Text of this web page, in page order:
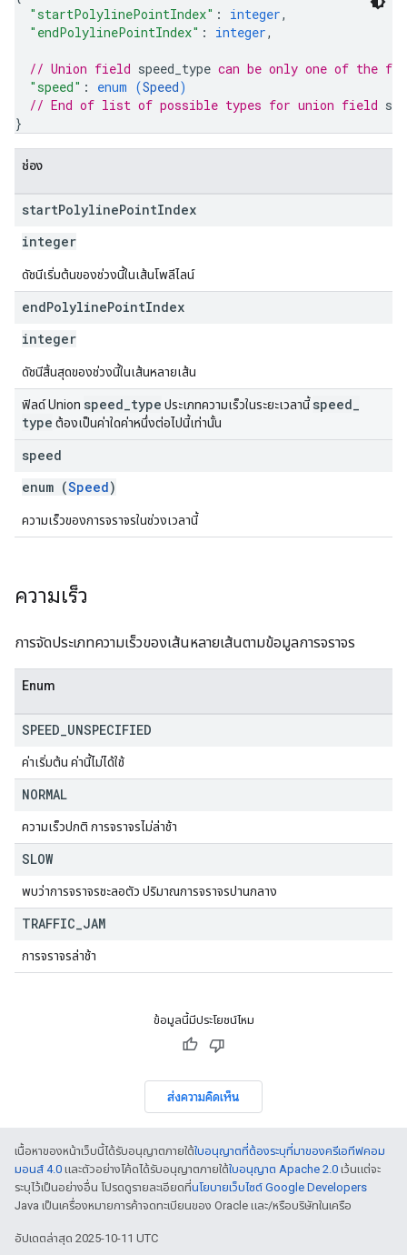
"startPolylinePointIndex" : integer,
"endPolylinePointIndex" : integer,
// Union field speed_type can be only one of the
"speed" : enum (Speed)
// End of list of possible types for union field
}
ช่อง
startPolylinePointIndex
integer
ดัชนีเริ่มต้นของช่วงนี้ในเส้นโพลีไลน์
endPolylinePointIndex
integer
ดัชนีสิ้นสุดของช่วงนี้ในเส้นหลายเส้น
ฟิลด์ Union speed type ประเภทความเร็วในระยะเวลานี้ speed
type ต้องเป็นค่าใดค่าหนึ่งต่อไปนี้เท่านั้น
speed
enum (Speed)
ความเร็วของการจราจรในช่วงเวลานี้
ความเร็ว
การจัดประเภทความเร็วของเส้นหลายเส้นตามข้อมูลการจราจร
Enum
SPEED UNSPECIFIED
ค่าเริ่มต้น ค่านี้ไม่ได้ใช้
NORMAL
ความเร็วปกติ การจราจรไม่ล่าช้า
SLOW
พบว่าการจราจรชะลอตัว ปริมาณการจราจรปานกลาง
TRAFFIC JAM
การจราจรล่าช้า
ข้อมูลนี้มีประโยชน์ไหม
ส่งความคิดเห็น
เนื้อหาของหน้าเว็บนี้ได้รับอนุญาตภายใต้ใบอนุญาตที่ต้องระบุที่มาของครีเอทีฟคอม
มอนส์ 4.0 และตัวอย่างโค้ดได้รับอนุญาตภายใต้ใบอนุญาต Apache 2.0 เว้นแต่จะ
ระบุไว้เป็นอย่างอื่น โปรดดูรายละเอียดที่นโยบายเว็บไซต์ Google Developers
Java เป็นเครื่องหมายการค้าจดทะเบียนของ Oracle และ/หรือบริษัทในเครือ
อัปเดตล่าสุด 2025-10-11 UTC